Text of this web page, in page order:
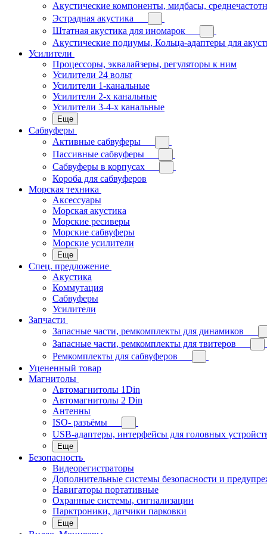
Акустические компоненты, мидбасы,
Эстрадная акустика
Штатная акустика для иномарок
Акустические подиумы, Кольца-адаптеры для
Усилители
Процессоры, эквалайзеры, регуляторы к ним
Усилители 24 вольт
Усилители 1-канальные
Усилители 2-х канальные
Усилители 3-4-х канальные
Еще
Сабвуферы
Активные сабвуферы
Пассивные сабвуферы
Сабвуферы в корпусах
Короба для сабвуферов
Морская техника
Аксессуары
Морская акустика
Морские ресиверы
Морские сабвуферы
Морские усилители
Еще
Спец. предложение
Акустика
Коммутация
Сабвуферы
Усилители
Запчасти
Запасные части, ремкомплекты для динамиков
Запасные части, ремкомплекты для твитеров
Ремкомплекты для сабвуферов
Уцененный товар
Магнитолы
Автомагнитолы 1Din
Автомагнитолы 2 Din
Антенны
ISO- разъёмы
USB-адаптеры, интерфейсы для головных
Еще
Безопасность
Видеорегистраторы
Дополнительные системы безопасности и
Навигаторы портативные
Охранные системы, сигнализации
Парктроники, датчики парковки
Еще